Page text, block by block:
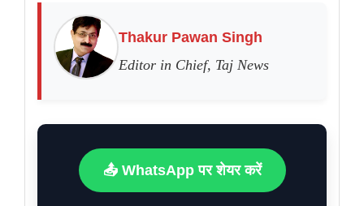
Thakur Pawan Singh
Editor in Chief, Taj News
📤 WhatsApp पर शेयर करें